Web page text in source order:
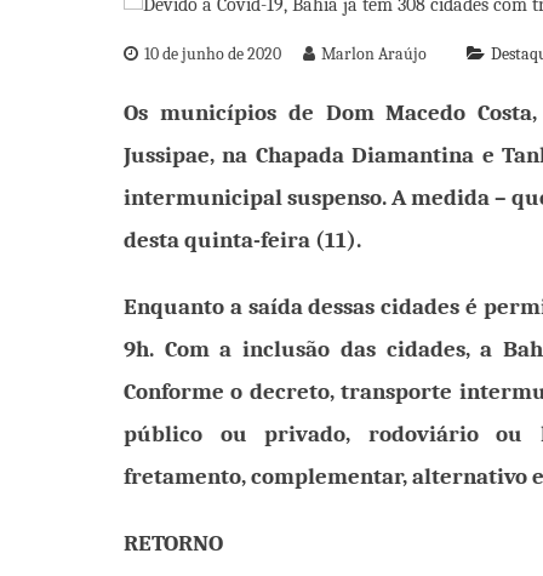
10 de junho de 2020 Marlon Araújo
Os municípios de Dom Macedo
Jussipae, na Chapada Diamantina e
intermunicipal suspenso. A medida –
desta quinta-feira (11).
Enquanto a saída dessas cidades é
9h. Com a inclusão das cidades, a
Conforme o decreto, transporte
público ou privado, rodoviário ou
fretamento, complementar, alternativo
RETORNO